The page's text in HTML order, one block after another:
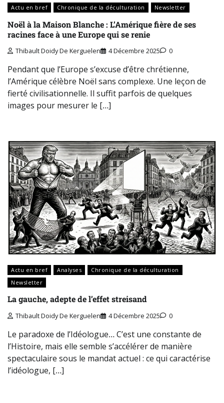
Actu en bref Chronique de la déculturation Newsletter
Noël à la Maison Blanche : L’Amérique fière de ses
racines face à une Europe qui se renie
Thibault Doidy De Kerguelen 4 Décembre 2025 0
Pendant que l’Europe s’excuse d’être chrétienne,
l’Amérique célèbre Noël sans complexe. Une leçon de
fierté civilisationnelle. Il suffit parfois de quelques
images pour mesurer le […]
Actu en bref Analyses
Chronique de la déculturation
Newsletter
La gauche, adepte de l’effet streisand
Thibault Doidy De Kerguelen 4 Décembre 2025 0
Le paradoxe de l’Idéologue… C’est une constante de
l’Histoire, mais elle semble s’accélérer de manière
spectaculaire sous le mandat actuel : ce qui caractérise
l’idéologue, […]